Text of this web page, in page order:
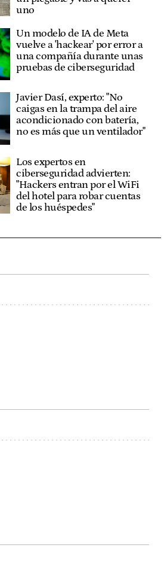
uno
Un modelo de IA de Meta
vuelve a 'hackear' por error a
una compañía durante unas
pruebas de ciberseguridad
Javier Dasí, experto: "No
caigas en la trampa del aire
acondicionado con batería,
no es más que un ventilador"
Los expertos en
ciberseguridad advierten:
"Hackers entran por el WiFi
del hotel para robar cuentas
de los huéspedes"